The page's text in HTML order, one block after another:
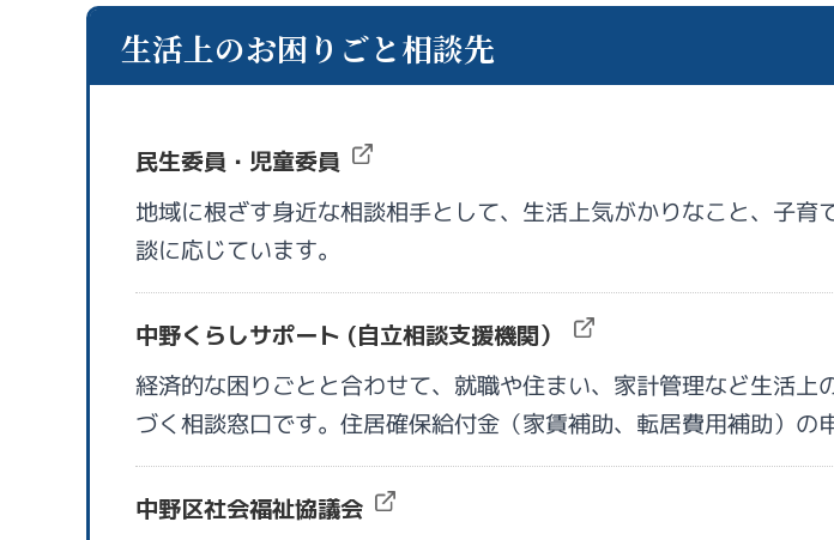
生活上のお困りごと相談先
民生委員・児童委員
地域に根ざす身近な相談相手として、生活上気がかりなこと、子
談に応じています。
中野くらしサポート (自立相談支援機関）
経済的な困りごとと合わせて、就職や住まい、家計管理など生活
づく相談窓口です。住居確保給付金（家賃補助、転居費用補助）の
中野区社会福祉協議会